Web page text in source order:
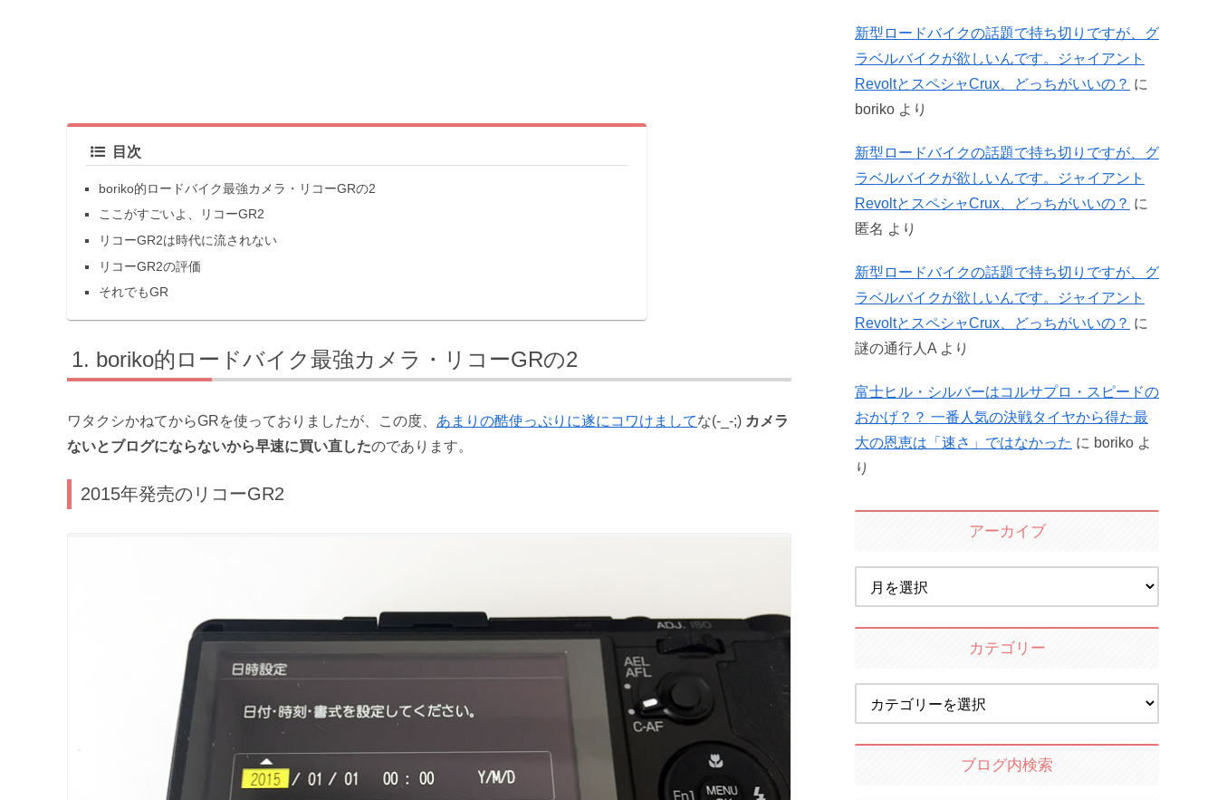
目次
boriko的ロードバイク最強カメラ・リコーGRの2
ここがすごいよ、リコーGR2
リコーGR2は時代に流されない
リコーGR2の評価
それでもGR
boriko的ロードバイク最強カメラ・リコーGRの2
ワタクシかねてからGRを使っておりましたが、この度、 あまりの酷使っぷりに遂にコワけましてな(-_-;) カメラ
ないとブログにならないから早速に買い直したのであります。
2015年発売のリコーGR2
新型ロードバイクの話題で持ち切りですが、グ
ラベルバイクが欲しいんです。ジャイアント
RevoltとスペシャCrux、どっちがいいの？ に
boriko より
新型ロードバイクの話題で持ち切りですが、グ
ラベルバイクが欲しいんです。ジャイアント
RevoltとスペシャCrux、どっちがいいの？ に
匿名 より
新型ロードバイクの話題で持ち切りですが、グ
ラベルバイクが欲しいんです。ジャイアント
RevoltとスペシャCrux、どっちがいいの？ に
謎の通行人A より
富士ヒル・シルバーはコルサプロ・スピードの
おかげ？？ 一番人気の決戦タイヤから得た最
大の恩恵は「速さ」ではなかった に boriko よ
り
アーカイブ
カテゴリー
ブログ内検索